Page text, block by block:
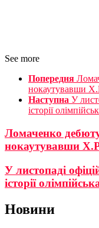
See more
Попередня
нокаутувавши
Наступна У
історії
Ломаченко
нокаутувавши
У листопаді
історії
Новини